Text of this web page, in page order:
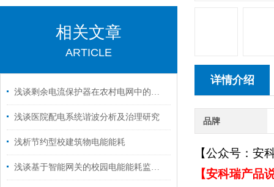
相关文章
ARTICLE
浅谈剩余电流保护器在农村电网中的应用分析
浅谈医院配电系统谐波分析及治理研究
浅析节约型校建筑物电能能耗
浅谈基于智能网关的校园电能能耗监测系统设计与应用
详情介绍
品牌
【公众号：安
【安科瑞产品